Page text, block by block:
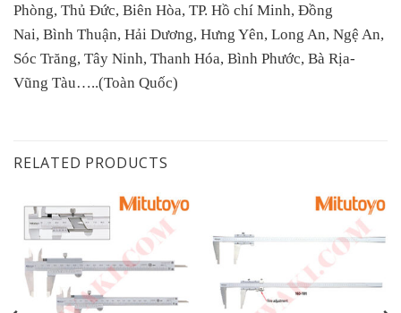
Phòng, Thủ Đức, Biên Hòa, TP. Hồ chí Minh, Đồng
Nai, Bình Thuận, Hải Dương, Hưng Yên, Long An, Ngệ An,
Sóc Trăng, Tây Ninh, Thanh Hóa, Bình Phước, Bà Rịa-
Vũng Tàu…..(Toàn Quốc)
RELATED PRODUCTS